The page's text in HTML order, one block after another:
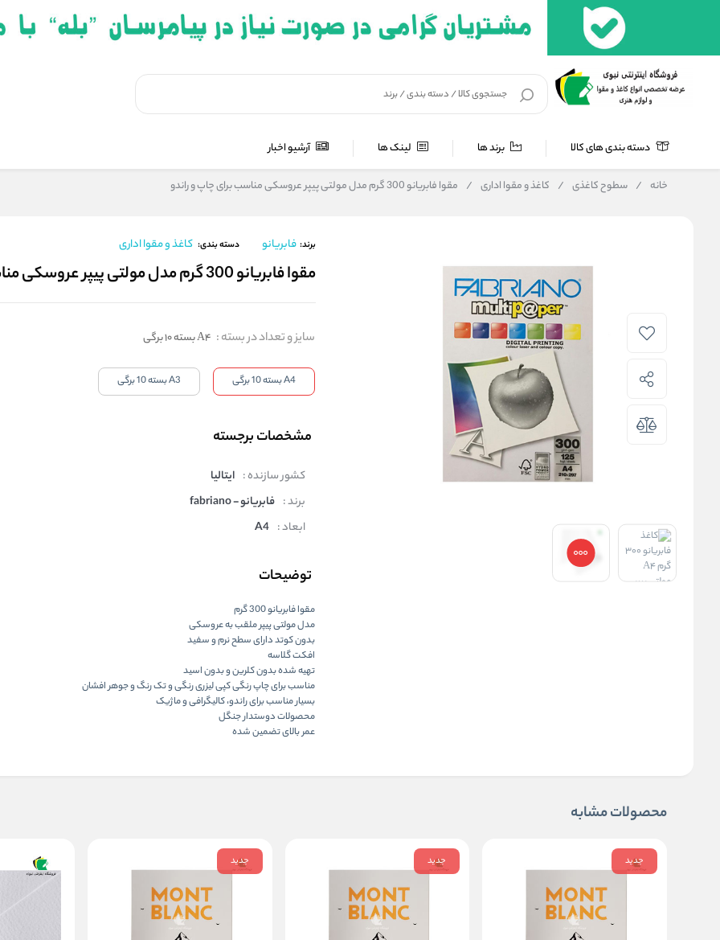
دسته بندی های کالا برند ها لینک ها آرشیو اخبار
خانه / سطوح کاغذی / کاغذ و مقوا اداری / مقوا فابریانو 300 گرم مدل مولتی پیپر عروسکی مناسب برای چاپ و راندو
برند: فابریانو دسته بندی: کاغذ و مقوا اداری
مقوا فابریانو 300 گرم مدل مولتی پیپر عروسکی مناسب برای چاپ و راندو
سایز و تعداد در بسته: A4 بسته 10 برگی
A4 بسته 10 برگی A3 بسته 10 برگی
مشخصات برجسته
کشور سازنده : ایتالیا
برند : فابریانو - fabriano
ابعاد : A4
توضیحات
مقوا فابریانو 300 گرم
مدل مولتی پیپر ملقب به عروسکی
بدون کوتد دارای سطح نرم و سفید
افکت گلاسه
تهیه شده بدون کلرین و بدون اسید
مناسب برای چاپ رنگی کپی لیزری رنگی و تک رنگ و جوهر افشان
بسیار مناسب برای راندو، کالیگرافی و ماژیک
محصولات دوستدار جنگل
عمر بالای تضمین شده
محصولات مشابه
جدید جدید جدید